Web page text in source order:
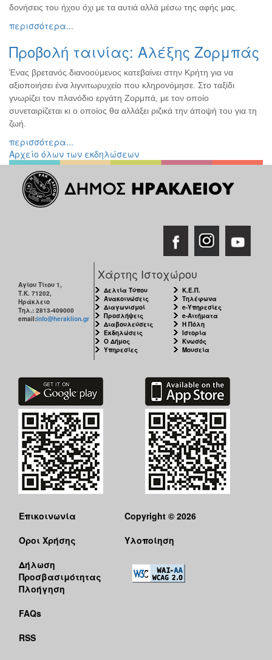
δονήσεις του ήχου όχι με τα αυτιά αλλά μέσω της αφής μας.
περισσότερα...
Προβολή ταινίας: Αλέξης Ζορμπάς
Ένας βρετανός διανοούμενος κατεβαίνει στην Κρήτη για να
αξιοποιήσει ένα λιγνιτωρυχείο που κληρονόμησε. Στο ταξίδι
γνωρίζει τον πλανόδιο εργάτη Ζορμπά, με τον οποίο
συνεταιρίζεται κι ο οποίος θα αλλάξει ριζικά την άποψή του για τη
ζωή.
περισσότερα...
Αρχείο όλων των εκδηλώσεων
Αγίου Τίτου 1,
Τ.Κ. 71202,
Ηράκλειο
Τηλ.: 2813-409000
email:info@heraklion.gr
Χάρτης Ιστοχώρου
Δελτία Τύπου
Ανακοινώσεις
Διαγωνισμοί
Προσλήψεις
Διαβουλεύσεις
Εκδηλώσεις
Ο Δήμος
Υπηρεσίες
Κ.Ε.Π.
Τηλέφωνα
e-Υπηρεσίες
e-Αιτήματα
Η Πόλη
Ιστορία
Κνωσός
Μουσεία
Επικοινωνία
Όροι Χρήσης
Δήλωση
Προσβασιμότητας
Πλοήγηση
FAQs
RSS
Copyright © 2026
Υλοποίηση